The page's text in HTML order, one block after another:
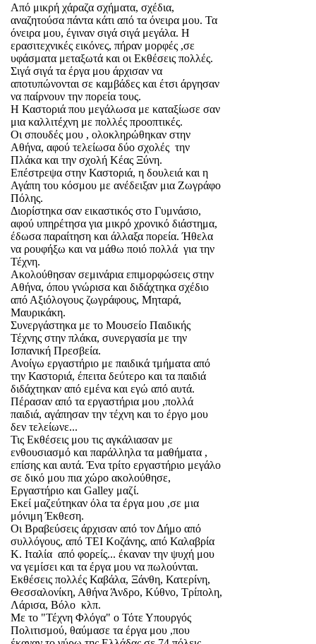
Από μικρή χάραζα σχήματα, σχέδια,
αναζητούσα πάντα κάτι από τα όνειρα μου. Τα
όνειρα μου, έγιναν σιγά σιγά μεγάλα. Η
ερασιτεχνικές εικόνες, πήραν μορφές ,σε
υφάσματα μεταξωτά και οι Εκθέσεις πολλές.
Σιγά σιγά τα έργα μου άρχισαν να
αποτυπώνονται σε καμβάδες και έτσι άργησαν
να παίρνουν την πορεία τους.
Η Καστοριά που μεγάλωσα με καταξίωσε σαν
μια καλλιτέχνη με πολλές προοπτικές.
Οι σπουδές μου , ολοκληρώθηκαν στην
Αθήνα, αφού τελείωσα δύο σχολές την
Πλάκα και την σχολή Κέας Ξύνη.
Επέστρεψα στην Καστοριά, η δουλειά και η
Αγάπη του κόσμου με ανέδειξαν μια Ζωγράφο
Πόλης.
Διορίστηκα σαν εικαστικός στο Γυμνάσιο,
αφού υπηρέτησα για μικρό χρονικό διάστημα,
έδωσα παραίτηση και άλλαξα πορεία. Ήθελα
να ρουφήξω και να μάθω ποιό πολλά για την
Τέχνη.
Ακολούθησαν σεμινάρια επιμορφώσεις στην
Αθήνα, όπου γνώρισα και διδάχτηκα σχέδιο
από Αξιόλογους ζωγράφους, Μηταρά,
Μαυρικάκη.
Συνεργάστηκα με το Μουσείο Παιδικής
Τέχνης στην πλάκα, συνεργασία με την
Ισπανική Πρεσβεία.
Ανοίγω εργαστήριο με παιδικά τμήματα από
την Καστοριά, έπειτα δεύτερο και τα παιδιά
διδάχτηκαν από εμένα και εγώ από αυτά.
Πέρασαν από τα εργαστήρια μου ,πολλά
παιδιά, αγάπησαν την τέχνη και το έργο μου
δεν τελείωνε...
Τις Εκθέσεις μου τις αγκάλιασαν με
ενθουσιασμό και παράλληλα τα μαθήματα ,
επίσης και αυτά. Ένα τρίτο εργαστήριο μεγάλο
σε δικό μου πια χώρο ακολούθησε,
Εργαστήριο και Galley μαζί.
Εκεί μαζεύτηκαν όλα τα έργα μου ,σε μια
μόνιμη Έκθεση.
Οι Βραβεύσεις άρχισαν από τον Δήμο από
συλλόγους, από ΤΕΙ Κοζάνης, από Καλαβρία
Κ. Ιταλία από φορείς... έκαναν την ψυχή μου
να γεμίσει και τα έργα μου να πωλούνται.
Εκθέσεις πολλές Καβάλα, Ξάνθη, Κατερίνη,
Θεσσαλονίκη, Αθήνα Άνδρο, Κύθνο, Τρίπολη,
Λάρισα, Βόλο κλπ.
Με το "Τέχνη Φλόγα" ο Τότε Υπουργός
Πολιτισμού, θαύμασε τα έργα μου ,που